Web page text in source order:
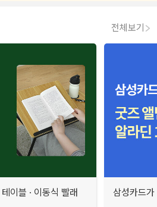
전체보기
이블 · 이동식 빨래
삼성카드